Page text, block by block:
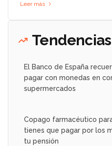
Leer más
Tendencias
El Banco de España
pagar con monedas en
supermercados
Copago farmacéutico
tienes que pagar por los
tu pensión